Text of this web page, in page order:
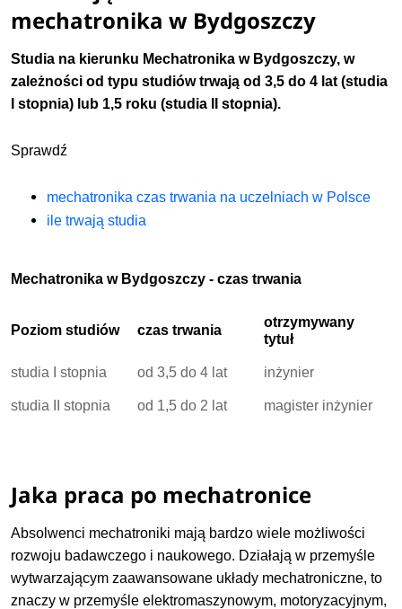
mechatronika w Bydgoszczy
Studia na kierunku Mechatronika w Bydgoszczy, w
zależności od typu studiów trwają od 3,5 do 4 lat (studia
I stopnia) lub 1,5 roku (studia II stopnia).
Sprawdź
mechatronika czas trwania na uczelniach w Polsce
ile trwają studia
Mechatronika w Bydgoszczy - czas trwania
Poziom studiów czas trwania
otrzymywany
tytuł
studia I stopnia od 3,5 do 4 lat inżynier
studia II stopnia od 1,5 do 2 lat magister inżynier
Jaka praca po mechatronice
Absolwenci mechatroniki mają bardzo wiele możliwości
rozwoju badawczego i naukowego. Działają w przemyśle
wytwarzającym zaawansowane układy mechatroniczne, to
znaczy w przemyśle elektromaszynowym, motoryzacyjnym,